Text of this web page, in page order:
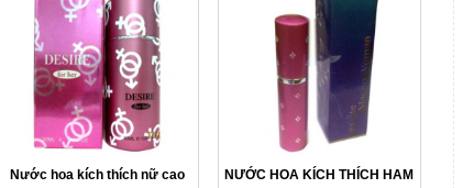
Nước hoa kích thích nữ cao
NƯỚC HOA KÍCH THÍCH HAM